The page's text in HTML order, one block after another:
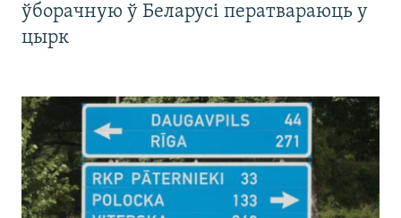
ўборачную ў Беларусі ператвараюць у
цырк